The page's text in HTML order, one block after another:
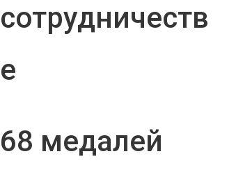
сотрудничеств
е
68 медалей